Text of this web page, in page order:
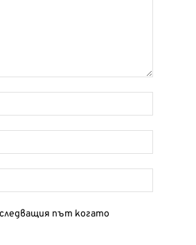
следващия път когато